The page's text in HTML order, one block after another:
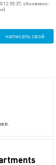
12:55:37, обновлено:
написать свой